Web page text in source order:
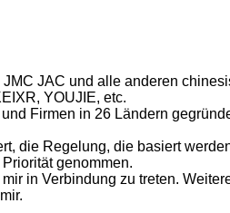
JAC und alle anderen
YOUJIE, etc.
Firmen in 26 Ländern
die Regelung, die basiert
genommen.
in Verbindung zu treten.